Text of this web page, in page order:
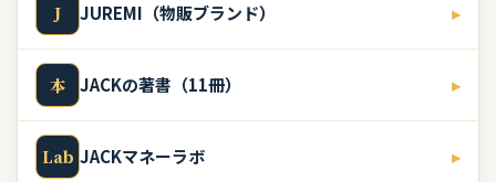
J JUREMI（物販ブランド） ▸
本 JACKの著書（11冊） ▸
Lab JACKマネーラボ ▸